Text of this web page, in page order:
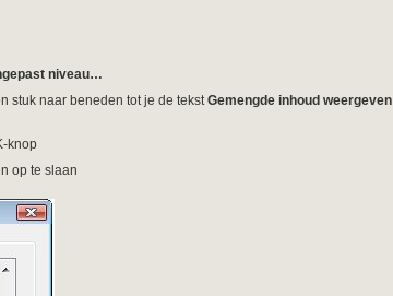
niveau…
stuk naar beneden tot je de tekstGemengde inhoud weergeven
knop
op te slaan